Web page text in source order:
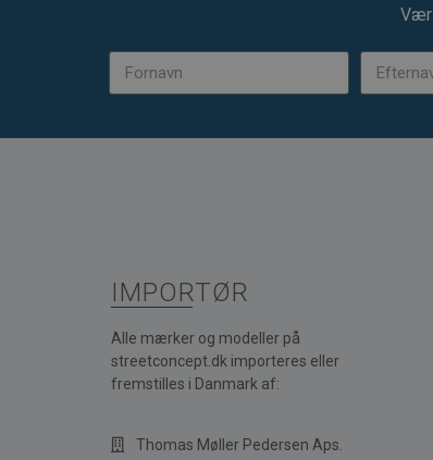
Vær
IMPORTØR
Alle mærker og modeller på
streetconcept.dk importeres eller
fremstilles i Danmark af:
Thomas Møller Pedersen Aps.